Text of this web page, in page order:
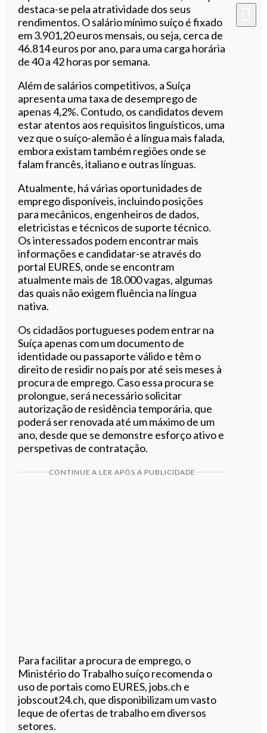
destaca-se pela atratividade dos seus
rendimentos. O salário mínimo suíço é fixado
em 3.901,20 euros mensais, ou seja, cerca de
46.814 euros por ano, para uma carga horária
de 40 a 42 horas por semana.
Além de salários competitivos, a Suíça
apresenta uma taxa de desemprego de
apenas 4,2%. Contudo, os candidatos devem
estar atentos aos requisitos linguísticos, uma
vez que o suíço-alemão é a língua mais falada,
embora existam também regiões onde se
falam francês, italiano e outras línguas.
Atualmente, há várias oportunidades de
emprego disponíveis, incluindo posições
para mecânicos, engenheiros de dados,
eletricistas e técnicos de suporte técnico.
Os interessados podem encontrar mais
informações e candidatar-se através do
portal EURES, onde se encontram
atualmente mais de 18.000 vagas, algumas
das quais não exigem fluência na língua
nativa.
Os cidadãos portugueses podem entrar na
Suíça apenas com um documento de
identidade ou passaporte válido e têm o
direito de residir no país por até seis meses à
procura de emprego. Caso essa procura se
prolongue, será necessário solicitar
autorização de residência temporária, que
poderá ser renovada até um máximo de um
ano, desde que se demonstre esforço ativo e
perspetivas de contratação.
CONTINUE A LER APÓS A PUBLICIDADE
Para facilitar a procura de emprego, o
Ministério do Trabalho suíço recomenda o
uso de portais como EURES, jobs.ch e
jobscout24.ch, que disponibilizam um vasto
leque de ofertas de trabalho em diversos
setores.